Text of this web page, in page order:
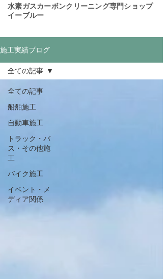
​水素ガスカーボンクリーニング専門ショップ
イーブルー
施工実績ブログ
全ての記事
船舶施工
自動車施工
トラック・バ
ス・その他施
工
バイク施工
イベント・メ
ディア関係
全ての記事